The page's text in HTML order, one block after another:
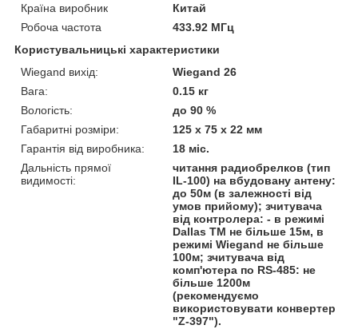
Країна виробник
Китай
Робоча частота
433.92 МГц
Користувальницькі характеристики
Wiegand вихід:
Wiegand 26
Вага:
0.15 кг
Вологість:
до 90 %
Габаритні розміри:
125 х 75 х 22 мм
Гарантія від виробника:
18 міс.
Дальність прямої
видимості:
читання радиобрелков (тип
IL-100) на вбудовану антену:
до 50м (в залежності від
умов прийому); зчитувача
від контролера: - в режимі
Dallas TM не більше 15м, в
режимі Wiegand не більше
100м; зчитувача від
комп'ютера по RS-485: не
більше 1200м
(рекомендуємо
використовувати конвертер
"Z-397").